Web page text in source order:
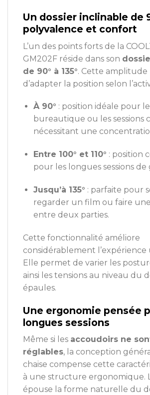
Un dossier inclinable de
polyvalence et confort
L’un des points forts de la
GM202F réside dans son
de 90° à 135°. Cette
d’adapter la position selon
À 90° : position idéale pour
bureautique ou les sessions
nécessitant une
Entre 100° et 110° : position
pour les longues sessions de
Jusqu’à 135° : parfaite pour
regarder un film ou faire
entre deux parties.
Cette fonctionnalité améliore
considérablement l’expérience
Elle permet de varier les
ainsi les tensions au niveau du
épaules.
Une ergonomie pensée
longues sessions
Même si les accoudoirs ne
réglables, la conception
chaise compense cette
à une structure ergonomique.
épouse la forme naturelle du